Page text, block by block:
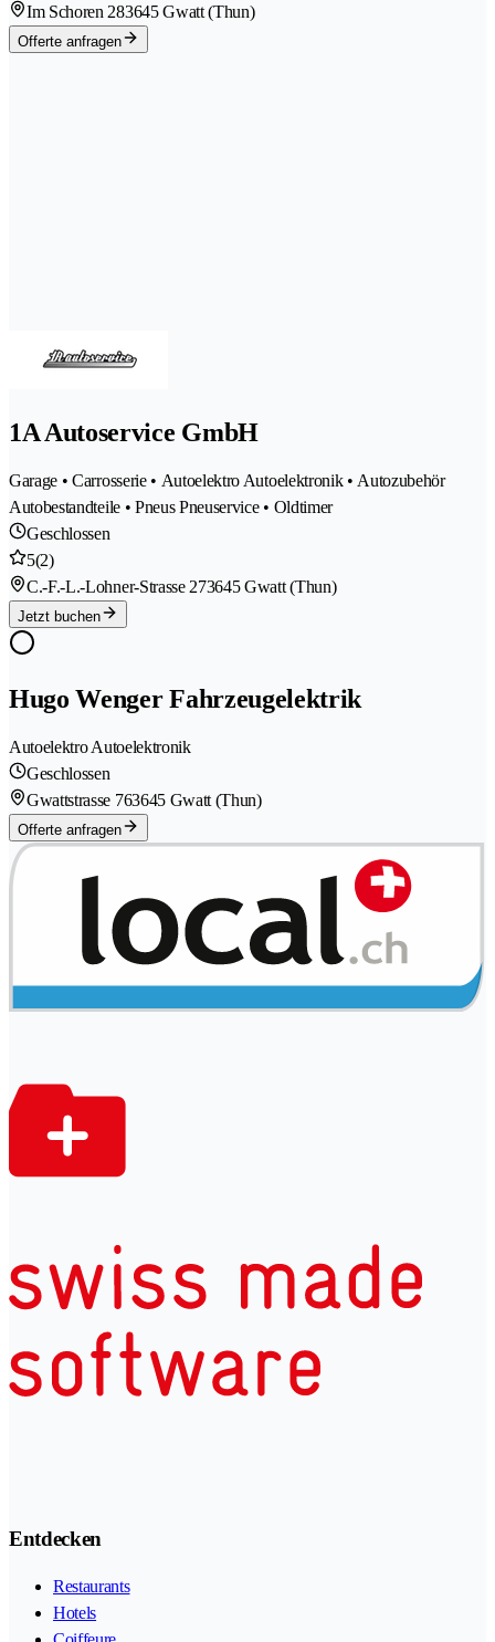
Im Schoren 283645 Gwatt (Thun)
Offerte anfragen
1A Autoservice GmbH
Garage • Carrosserie • Autoelektro Autoelektronik • Autozubehör
Autobestandteile • Pneus Pneuservice • Oldtimer
Geschlossen
5(2)
C.-F.-L.-Lohner-Strasse 273645 Gwatt (Thun)
Jetzt buchen
Hugo Wenger Fahrzeugelektrik
Autoelektro Autoelektronik
Geschlossen
Gwattstrasse 763645 Gwatt (Thun)
Offerte anfragen
Entdecken
Restaurants
Hotels